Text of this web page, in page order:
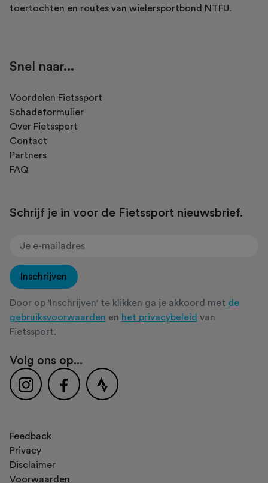
toertochten en routes van wielersportbond NTFU.
Snel naar...
Voordelen Fietssport
Schadeformulier
Over Fietssport
Contact
Partners
FAQ
Schrijf je in voor de Fietssport nieuwsbrief.
Inschrijven
Door op 'Inschrijven' te klikken ga je akkoord met de
gebruiksvoorwaarden en het privacybeleid van
Fietssport.
Volg ons op...
Feedback
Privacy
Disclaimer
Voorwaarden